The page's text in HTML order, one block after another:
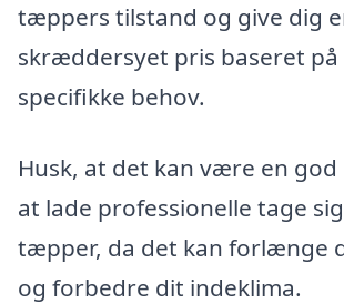
tæppers tilstand og give dig
skræddersyet pris baseret på
specifikke behov.
Husk, at det kan være en
at lade professionelle tage
tæpper, da det kan forlænge
og forbedre dit indeklima.